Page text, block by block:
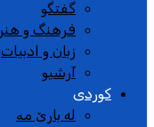
گفتگو
فرهنگ و هنر
زبان و ادبیات
آرشیو
کوردی
له بارێ مە